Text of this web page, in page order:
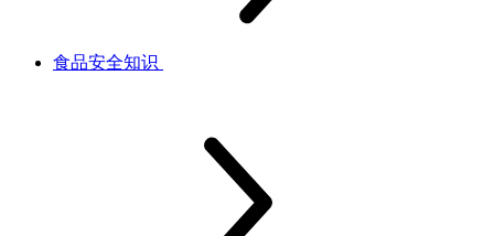
食品安全知识